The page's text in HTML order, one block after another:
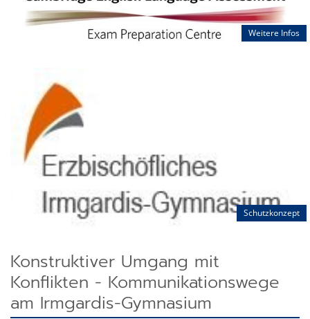
Weitere Infos
Schutzkonzept
Konstruktiver Umgang mit
Konflikten - Kommunikationswege
am Irmgardis-Gymnasium